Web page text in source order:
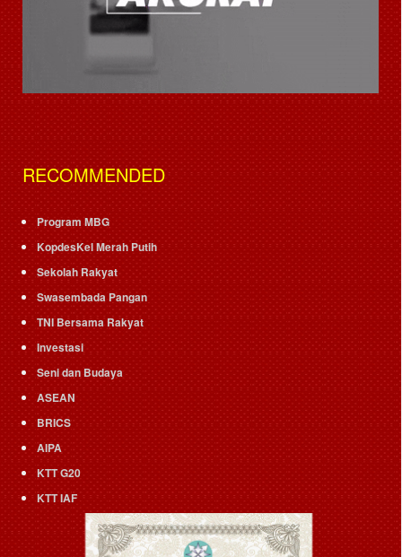
RECOMMENDED
Program MBG
KopdesKel Merah Putih
Sekolah Rakyat
Swasembada Pangan
TNI Bersama Rakyat
Investasi
Seni dan Budaya
ASEAN
BRICS
AIPA
KTT G20
KTT IAF